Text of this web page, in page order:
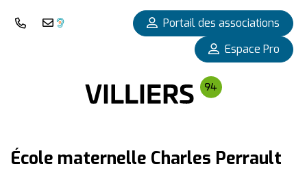
Nous téléphoner
Nous contacter
Portail des associations
Espace Pro
École maternelle Charles Perrault